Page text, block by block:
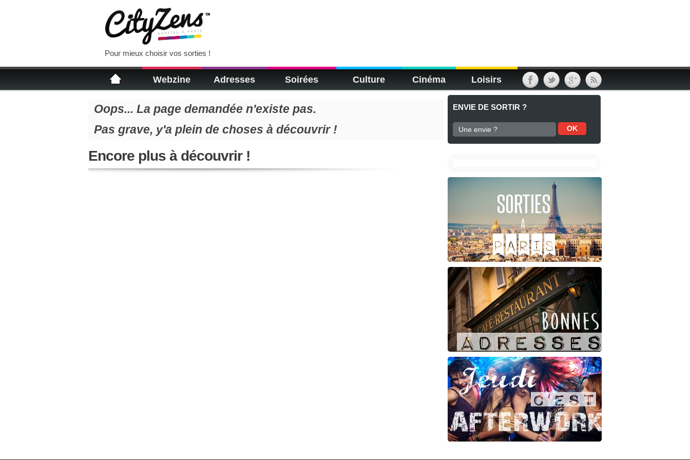
Pour mieux choisir vos sorties !
Webzine Adresses Soirées Culture Cinéma Loisirs
Oops... La page demandée n'existe pas.
Pas grave, y'a plein de choses à découvrir !
Encore plus à découvrir !
ENVIE DE SORTIR ?